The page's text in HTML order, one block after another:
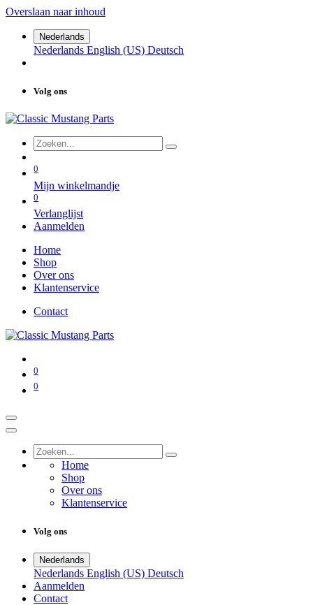
Overslaan naar inhoud
Nederlands
Nederlands English (US) Deutsch
Volg ons
0
Mijn winkelmandje
0
Verlanglijst
Aanmelden
Home
Shop
Over ons
Klantenservice
Contact
0
0
Home
Shop
Over ons
Klantenservice
Volg ons
Nederlands
Nederlands English (US) Deutsch
Aanmelden
Contact